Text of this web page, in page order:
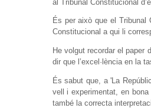
al Tribunal Constitucional
És per això que el Tribunal
Constitucional a qui li
He volgut recordar el paper
dir que l’excel·lència en la
És sabut que, a 'La
vell i experimentat, en
també la correcta